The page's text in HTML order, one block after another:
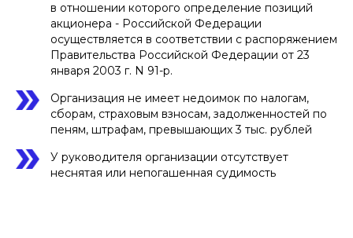
в отношении которого определение позиций
акционера - Российской Федерации
осуществляется в соответствии с распоряжением
Правительства Российской Федерации от 23
января 2003 г. N 91-р.
Организация не имеет недоимок по налогам,
сборам, страховым взносам, задолженностей по
пеням, штрафам, превышающих 3 тыс. рублей
У руководителя организации отсутствует
неснятая или непогашенная судимость